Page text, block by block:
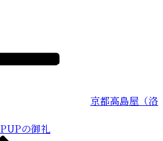
京都高島屋（洛
の御礼